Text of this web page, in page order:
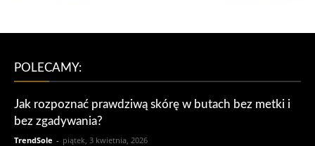
POLECAMY:
Jak rozpoznać prawdziwą skórę w butach bez metki i
bez zgadywania?
TrendSole - piątek, 3 kwietnia, 2026